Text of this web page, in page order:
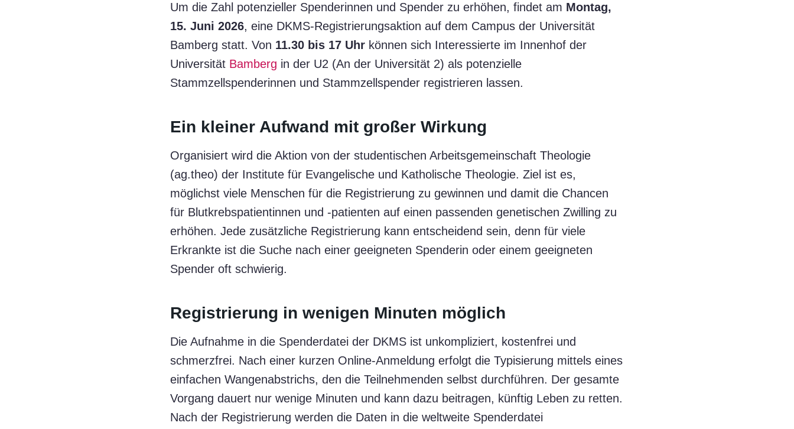
Um die Zahl potenzieller Spenderinnen und Spender zu erhöhen, findet am Montag,
15. Juni 2026, eine DKMS-Registrierungsaktion auf dem Campus der Universität
Bamberg statt. Von 11.30 bis 17 Uhr können sich Interessierte im Innenhof der
Universität Bamberg in der U2 (An der Universität 2) als potenzielle
Stammzellspenderinnen und Stammzellspender registrieren lassen.
Ein kleiner Aufwand mit großer Wirkung
Organisiert wird die Aktion von der studentischen Arbeitsgemeinschaft Theologie
(ag.theo) der Institute für Evangelische und Katholische Theologie. Ziel ist es,
möglichst viele Menschen für die Registrierung zu gewinnen und damit die Chancen
für Blutkrebspatientinnen und -patienten auf einen passenden genetischen Zwilling zu
erhöhen. Jede zusätzliche Registrierung kann entscheidend sein, denn für viele
Erkrankte ist die Suche nach einer geeigneten Spenderin oder einem geeigneten
Spender oft schwierig.
Registrierung in wenigen Minuten möglich
Die Aufnahme in die Spenderdatei der DKMS ist unkompliziert, kostenfrei und
schmerzfrei. Nach einer kurzen Online-Anmeldung erfolgt die Typisierung mittels eines
einfachen Wangenabstrichs, den die Teilnehmenden selbst durchführen. Der gesamte
Vorgang dauert nur wenige Minuten und kann dazu beitragen, künftig Leben zu retten.
Nach der Registrierung werden die Daten in die weltweite Spenderdatei